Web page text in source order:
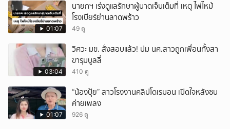
01:07
นายกฯ เร่งดูแลรักษาผู้บาดเจ็บเต็มที่ เหตุ ไฟไหม้
โรงเบียร์ย่านลาดพร้าว
49 ดู
03:04
วิศวะ มข. สั่งสอบแล้ว! ปม นศ.สาวถูกเพื่อนทั้งสา
ขารุมบูลลี่
410 ดู
01:07
“น้องปุ้ย” สาวโรงงานคลิปโดเรมอน เปิดใจหลังซบ
ค่ายเพลง
926 ดู